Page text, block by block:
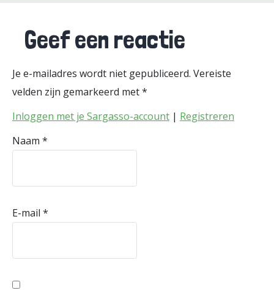
Geef een reactie
Je e-mailadres wordt niet gepubliceerd. Vereiste
velden zijn gemarkeerd met*
Inloggen met je Sargasso-account | Registreren
Naam *
E-mail *